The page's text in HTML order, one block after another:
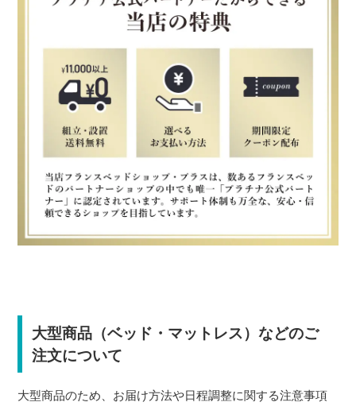
大型商品（ベッド・マットレス）などのご
注文について
大型商品のため、お届け方法や日程調整に関する注意事項